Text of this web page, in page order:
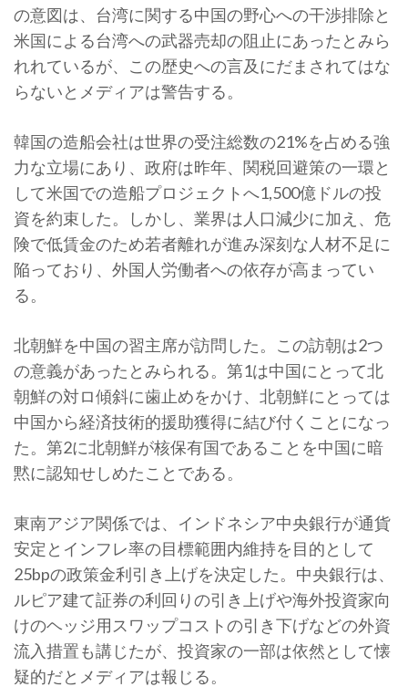
の意図は、台湾に関する中国の野心への干渉排除と
米国による台湾への武器売却の阻止にあったとみら
れれているが、この歴史への言及にだまされてはな
らないとメディアは警告する。
韓国の造船会社は世界の受注総数の21%を占める強
力な立場にあり、政府は昨年、関税回避策の一環と
して米国での造船プロジェクトへ1,500億ドルの投
資を約束した。しかし、業界は人口減少に加え、危
険で低賃金のため若者離れが進み深刻な人材不足に
陥っており、外国人労働者への依存が高まってい
る。
北朝鮮を中国の習主席が訪問した。この訪朝は2つ
の意義があったとみられる。第1は中国にとって北
朝鮮の対ロ傾斜に歯止めをかけ、北朝鮮にとっては
中国から経済技術的援助獲得に結び付くことになっ
た。第2に北朝鮮が核保有国であることを中国に暗
黙に認知せしめたことである。
東南アジア関係では、インドネシア中央銀行が通貨
安定とインフレ率の目標範囲内維持を目的として
25bpの政策金利引き上げを決定した。中央銀行は、
ルピア建て証券の利回りの引き上げや海外投資家向
けのヘッジ用スワップコストの引き下げなどの外資
流入措置も講じたが、投資家の一部は依然として懐
疑的だとメディアは報じる。